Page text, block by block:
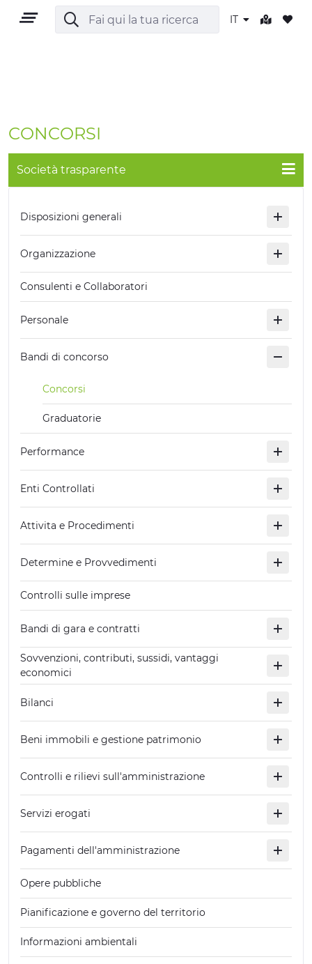
IT
OUTDOOR
CULTURA
NATURA E BENESSERE
ESPERIENZE
EVENTI
OFFERTE
ACCOGLIENZA
CONCORSI
Società trasparente
Disposizioni generali
Organizzazione
Consulenti e Collaboratori
Personale
Bandi di concorso
Concorsi
Graduatorie
Performance
Enti Controllati
Attivita e Procedimenti
Determine e Provvedimenti
Controlli sulle imprese
Bandi di gara e contratti
Sovvenzioni, contributi, sussidi, vantaggi
economici
Bilanci
Beni immobili e gestione patrimonio
Controlli e rilievi sull'amministrazione
Servizi erogati
Pagamenti dell'amministrazione
Opere pubbliche
Pianificazione e governo del territorio
Informazioni ambientali